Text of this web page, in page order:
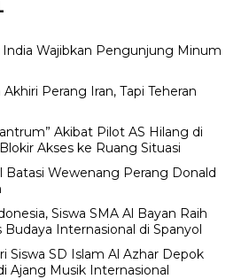
India Wajibkan Pengunjung Minum
Perang Iran, Tapi Teheran
Akibat Pilot AS Hilang di
Akses ke Ruang Situasi
Batasi Wewenang Perang Donald
Siswa SMA Al Bayan Raih
Internasional di Spanyol
Siswa SD Islam Al Azhar Depok
Ajang Musik Internasional